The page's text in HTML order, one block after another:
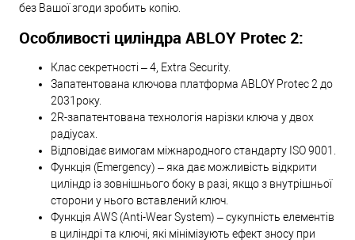
без Вашої згоди зробить копію.
Особливості циліндра ABLOY Protec 2:
Клас секретності – 4, Extra Security.
Запатентована ключова платформа ABLOY Protec 2 до
2031року.
2R-запатентована технологія нарізки ключа у двох
радіусах.
Відповідає вимогам міжнародного стандарту ISO 9001.
Функція (Emergency) – яка дає можливість відкрити
циліндр із зовнішнього боку в разі, якщо з внутрішньої
сторони у нього вставлений ключ.
Функція AWS (Anti-Wear System) – сукупність елементів
в циліндрі та ключі, які мінімізують ефект зносу при